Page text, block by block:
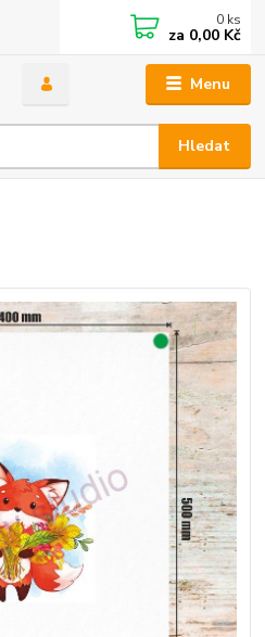
Menu
Hledat
0 ks
za 0,00 Kč